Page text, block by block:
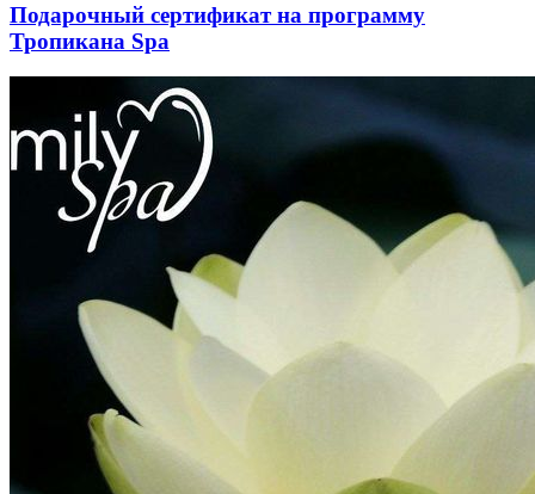
Подарочный сертификат на программу
Тропикана Spa